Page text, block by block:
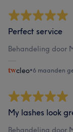
Perfect service
Behandeling door
cleo•6 maanden
My lashes look
Behandeling door